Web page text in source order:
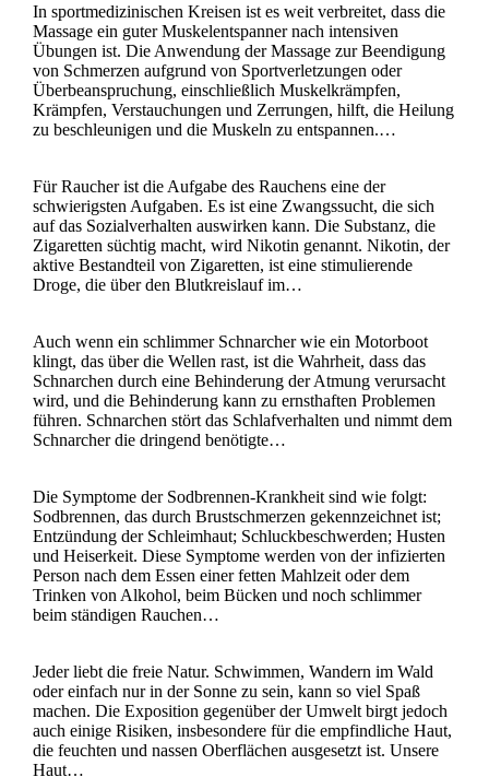
In sportmedizinischen Kreisen ist es weit verbreitet, dass die
Massage ein guter Muskelentspanner nach intensiven
Übungen ist. Die Anwendung der Massage zur Beendigung
von Schmerzen aufgrund von Sportverletzungen oder
Überbeanspruchung, einschließlich Muskelkrämpfen,
Krämpfen, Verstauchungen und Zerrungen, hilft, die Heilung
zu beschleunigen und die Muskeln zu entspannen.…
Für Raucher ist die Aufgabe des Rauchens eine der
schwierigsten Aufgaben. Es ist eine Zwangssucht, die sich
auf das Sozialverhalten auswirken kann. Die Substanz, die
Zigaretten süchtig macht, wird Nikotin genannt. Nikotin, der
aktive Bestandteil von Zigaretten, ist eine stimulierende
Droge, die über den Blutkreislauf im…
Auch wenn ein schlimmer Schnarcher wie ein Motorboot
klingt, das über die Wellen rast, ist die Wahrheit, dass das
Schnarchen durch eine Behinderung der Atmung verursacht
wird, und die Behinderung kann zu ernsthaften Problemen
führen. Schnarchen stört das Schlafverhalten und nimmt dem
Schnarcher die dringend benötigte…
Die Symptome der Sodbrennen-Krankheit sind wie folgt:
Sodbrennen, das durch Brustschmerzen gekennzeichnet ist;
Entzündung der Schleimhaut; Schluckbeschwerden; Husten
und Heiserkeit. Diese Symptome werden von der infizierten
Person nach dem Essen einer fetten Mahlzeit oder dem
Trinken von Alkohol, beim Bücken und noch schlimmer
beim ständigen Rauchen…
Jeder liebt die freie Natur. Schwimmen, Wandern im Wald
oder einfach nur in der Sonne zu sein, kann so viel Spaß
machen. Die Exposition gegenüber der Umwelt birgt jedoch
auch einige Risiken, insbesondere für die empfindliche Haut,
die feuchten und nassen Oberflächen ausgesetzt ist. Unsere
Haut…